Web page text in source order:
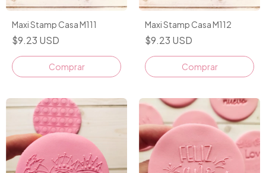
Maxi Stamp Casa M111
$9.23 USD
Comprar
Maxi Stamp Casa M112
$9.23 USD
Comprar